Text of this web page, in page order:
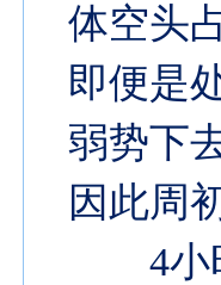
体空头
即便是
弱势下
因此周
4小时